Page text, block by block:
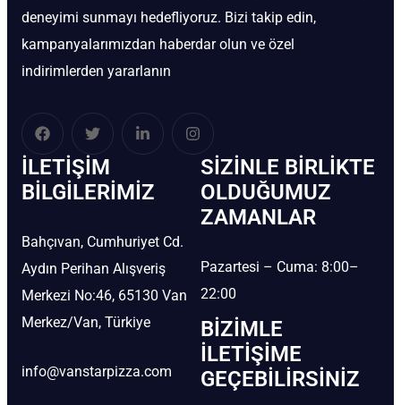
deneyimi sunmayı hedefliyoruz. Bizi takip edin,
kampanyalarımızdan haberdar olun ve özel
indirimlerden yararlanın
İLETIŞIM
BİLGILERIMIZ
Bahçıvan, Cumhuriyet Cd.
Aydın Perihan Alışveriş
Merkezi No:46, 65130 Van
Merkez/Van, Türkiye
info@vanstarpizza.com
SIZINLE BIRLIKTE
OLDUĞUMUZ
ZAMANLAR
Pazartesi – Cuma: 8:00–
22:00
BIZIMLE
İLETIŞIME
GEÇEBILIRSINIZ